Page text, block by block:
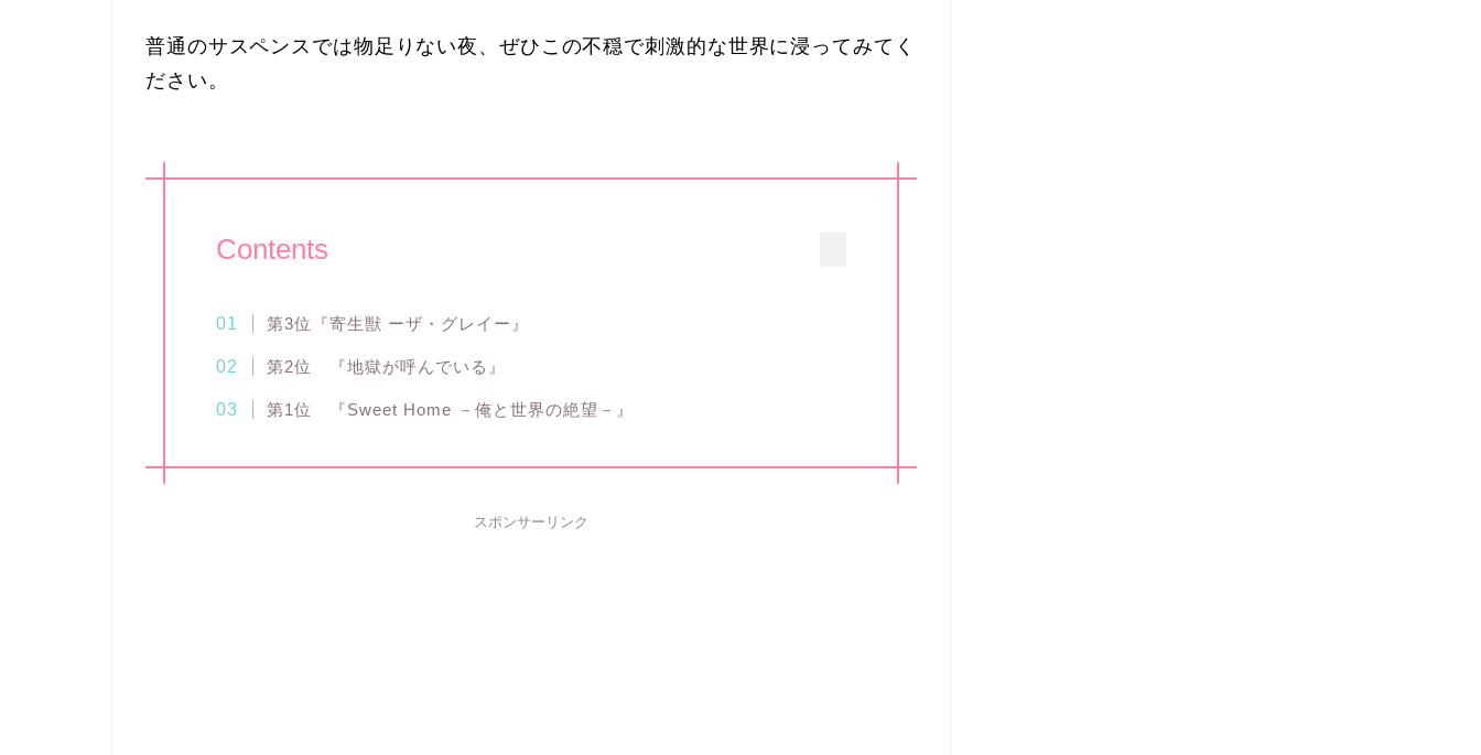
普通のサスペンスでは物足りない夜、ぜひこの不穏で刺激的な世界に浸ってみてく
ださい。
Contents
第3位『寄生獣 ーザ・グレイー』
第2位 『地獄が呼んでいる』
第1位 『Sweet Home －俺と世界の絶望－』
スポンサーリンク